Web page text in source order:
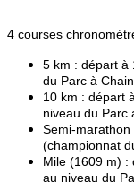
4 courses
5 km : départ à
du Parc à
10 km : départ
niveau du Parc
Semi-
(championnat
Mile (1609 m) :
au niveau du